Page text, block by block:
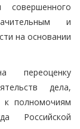
совершенного
и
на основании
переоценку
дела,
к полномочиям
Российской